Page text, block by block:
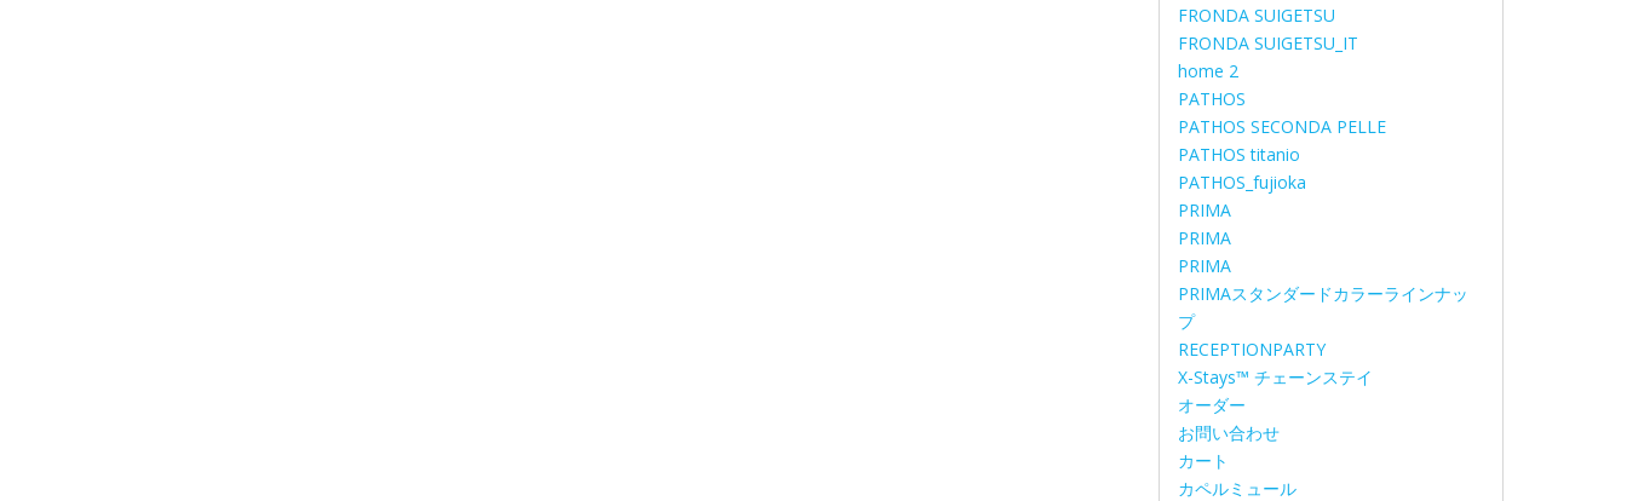
FRONDA SUIGETSU
FRONDA SUIGETSU_IT
home 2
PATHOS
PATHOS SECONDA PELLE
PATHOS titanio
PATHOS_fujioka
PRIMA
PRIMA
PRIMA
PRIMAスタンダードカラーラインナッ
プ
RECEPTIONPARTY
X-Stays™ チェーンステイ
オーダー
お問い合わせ
カート
カペルミュール